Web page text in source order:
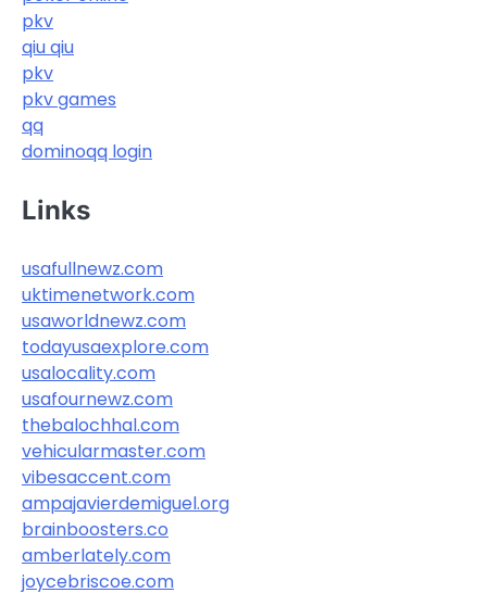
pkv
qiu qiu
pkv
pkv games
qq
dominoqq login
Links
usafullnewz.com
uktimenetwork.com
usaworldnewz.com
todayusaexplore.com
usalocality.com
usafournewz.com
thebalochhal.com
vehicularmaster.com
vibesaccent.com
ampajavierdemiguel.org
brainboosters.co
amberlately.com
joycebriscoe.com